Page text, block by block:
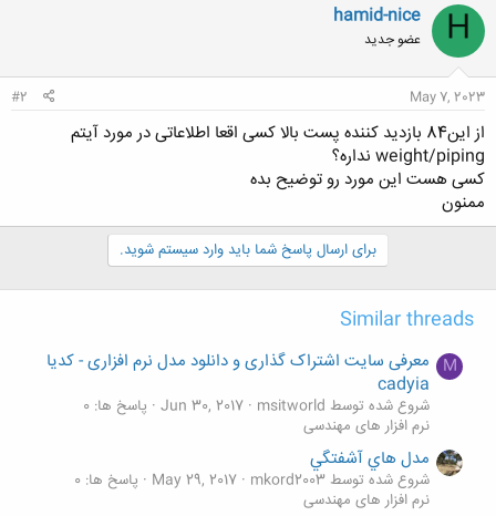
H
hamid-nice
عضو جدید
May 7, 2023
#2
از این84 بازدید کننده پست بالا کسی اقعا اطلاعاتی در مورد آیتم
weight/piping نداره؟
کسی هست این مورد رو توضیح بده
ممنون
برای ارسال پاسخ شما باید وارد سیستم شوید.
Similar threads
M معرفی سایت اشتراک گذاری و دانلود مدل نرم افزاری - کدیا
cadyia
شروع شده توسط msitworld Jun 30, 2017 پاسخ ها: 0
نرم افزار های مهندسی
مدل هاي آشفتگي
شروع شده توسط mkord2003 May 29, 2017
پاسخ ها: 0
نرم افزار های مهندسی